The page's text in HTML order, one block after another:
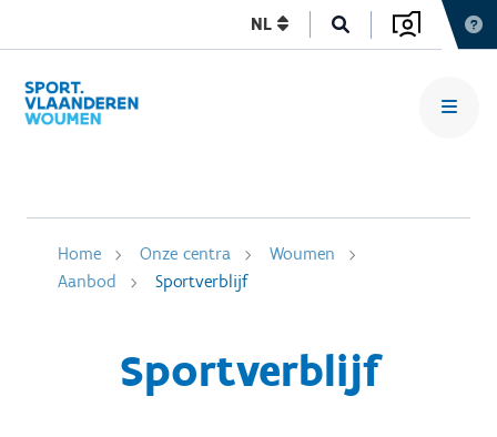
NL
Home Onze centra
Woumen
Aanbod
Sportverblijf
Sportverblijf